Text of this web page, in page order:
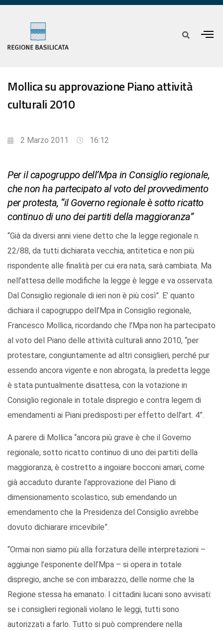
Mollica su approvazione Piano attività
culturali 2010
2 Marzo 2011 16:12
Per il capogruppo dell’Mpa in Consiglio regionale,
che non ha partecipato al voto del provvedimento
per protesta, “il Governo regionale è sotto ricatto
continuo di uno dei partiti della maggioranza”
“Già da diversi anni viene detto che la legge regionale n.
22/88, da tutti dichiarata vecchia, antitetica e non più
rispondente alle finalità per cui era nata, sarà cambiata. Ma
nell’attesa delle modifiche la legge è legge e va osservata.
Dal Consiglio regionale di ieri non è più così”. E’ quanto
dichiara il capogruppo dell’Mpa in Consiglio regionale,
Francesco Mollica, ricordando che l’Mpa non ha partecipato
al voto del Piano delle attività culturali anno 2010, “per
protestare, congiuntamente ad altri consiglieri, perché pur
essendo ancora vigente e non abrogata, la predetta legge
è stata puntualmente disattesa, con la votazione in
Consiglio regionale in totale dispregio e contra legem di
emendamenti ai Piani predisposti per effetto dell’art. 4”.
A parere di Mollica “ancora più grave è che il Governo
regionale, sotto ricatto continuo di uno dei partiti della
maggioranza, è costretto a ingoiare bocconi amari, come
già accaduto durante l’approvazione del Piano di
dimensionamento scolastico, sub emendando un
emendamento che la Presidenza del Consiglio avrebbe
dovuto dichiarare irricevibile”.
“Ormai non siamo più alla forzatura delle interpretazioni –
aggiunge l’esponente dell’Mpa – si opera in totale
dispregio, anche se con imbarazzo, delle norme che la
Regione stessa ha emanato. I cittadini lucani sono avvisati:
se i consiglieri regionali violano le leggi, tutti sono
autorizzati a farlo. Tutto si può comprendere nella